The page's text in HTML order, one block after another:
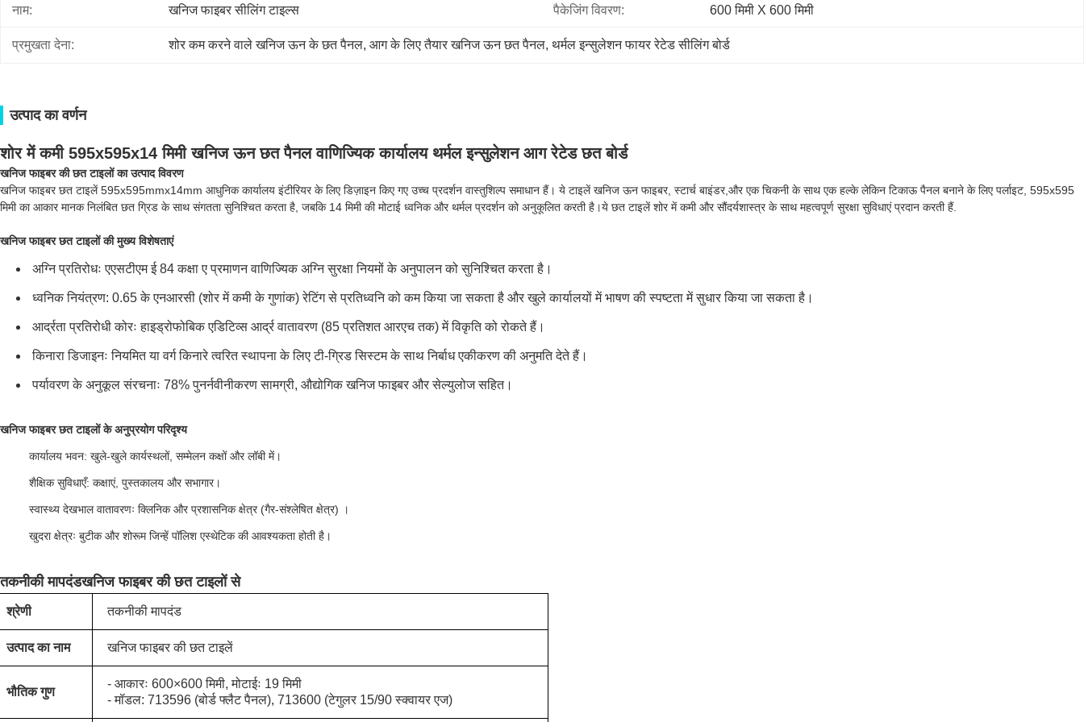
नाम: खनिज फाइबर सीलिंग टाइल्स पैकेजिंग विवरण: 600 मिमी X 600 मिमी
प्रमुखता देना: शोर कम करने वाले खनिज ऊन के छत पैनल, आग के लिए तैयार खनिज ऊन छत पैनल, थर्मल इन्सुलेशन फायर रेटेड सीलिंग बोर्ड
उत्पाद का वर्णन
शोर में कमी 595x595x14 मिमी खनिज ऊन छत पैनल वाणिज्यिक कार्यालय थर्मल इन्सुलेशन आग रेटेड छत बोर्ड
खनिज फाइबर की छत टाइलों का उत्पाद विवरण
खनिज फाइबर छत टाइलें 595x595mmx14mm आधुनिक कार्यालय इंटीरियर के लिए डिज़ाइन किए गए उच्च प्रदर्शन वास्तुशिल्प समाधान हैं। ये टाइलें खनिज ऊन फाइबर, स्टार्च बाइंडर,और एक चिकनी के साथ एक हल्के लेकिन टिकाऊ पैनल बनाने के लिए पर्लाइट, 595x595
मिमी का आकार मानक निलंबित छत ग्रिड के साथ संगतता सुनिश्चित करता है, जबकि 14 मिमी की मोटाई ध्वनिक और थर्मल प्रदर्शन को अनुकूलित करती है।ये छत टाइलें शोर में कमी और सौंदर्यशास्त्र के साथ महत्वपूर्ण सुरक्षा सुविधाएं प्रदान करती हैं.
खनिज फाइबर छत टाइलों की मुख्य विशेषताएं
अग्नि प्रतिरोधः एएसटीएम ई 84 कक्षा ए प्रमाणन वाणिज्यिक अग्नि सुरक्षा नियमों के अनुपालन को सुनिश्चित करता है।
ध्वनिक नियंत्रण: 0.65 के एनआरसी (शोर में कमी के गुणांक) रेटिंग से प्रतिध्वनि को कम किया जा सकता है और खुले कार्यालयों में भाषण की स्पष्टता में सुधार किया जा सकता है।
आर्द्रता प्रतिरोधी कोरः हाइड्रोफोबिक एडिटिव्स आर्द्र वातावरण (85 प्रतिशत आरएच तक) में विकृति को रोकते हैं।
किनारा डिजाइनः नियमित या वर्ग किनारे त्वरित स्थापना के लिए टी-ग्रिड सिस्टम के साथ निर्बाध एकीकरण की अनुमति देते हैं।
पर्यावरण के अनुकूल संरचनाः 78% पुनर्नवीनीकरण सामग्री, औद्योगिक खनिज फाइबर और सेल्युलोज सहित।
खनिज फाइबर छत टाइलों के अनुप्रयोग परिदृश्य
कार्यालय भवन: खुले-खुले कार्यस्थलों, सम्मेलन कक्षों और लॉबी में।
शैक्षिक सुविधाएँ: कक्षाएं, पुस्तकालय और सभागार।
स्वास्थ्य देखभाल वातावरणः क्लिनिक और प्रशासनिक क्षेत्र (गैर-संश्लेषित क्षेत्र) ।
खुदरा क्षेत्रः बुटीक और शोरूम जिन्हें पॉलिश एस्थेटिक की आवश्यकता होती है।
तकनीकी मापदंडखनिज फाइबर की छत टाइलों से
श्रेणी तकनीकी मापदंड
उत्पाद का नाम खनिज फाइबर की छत टाइलें
भौतिक गुण
- आकारः 600×600 मिमी, मोटाईः 19 मिमी
- मॉडल: 713596 (बोर्ड फ्लैट पैनल), 713600 (टेगुलर 15/90 स्क्वायर एज)